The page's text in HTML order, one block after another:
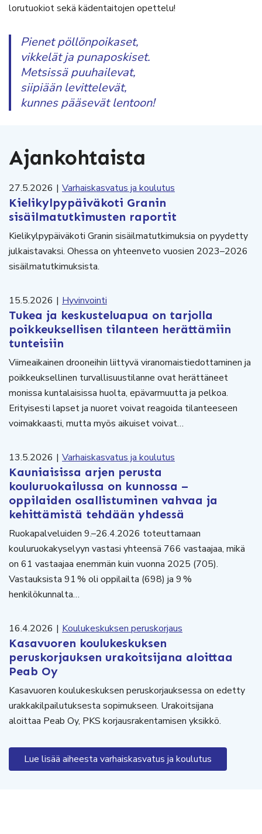
lorutuokiot sekä kädentaitojen opettelu!
Pienet pöllönpoikaset,
vikkelät ja punaposkiset.
Metsissä puuhailevat,
siipiään levittelevät,
kunnes pääsevät lentoon!
Ajankohtaista
27.5.2026 | Varhaiskasvatus ja koulutus
Kielikylpypäiväkoti Granin
sisäilmatutkimusten raportit
Kielikylpypäiväkoti Granin sisäilmatutkimuksia on pyydetty
julkaistavaksi. Ohessa on yhteenveto vuosien 2023–2026
sisäilmatutkimuksista.
15.5.2026 | Hyvinvointi
Tukea ja keskusteluapua on tarjolla
poikkeuksellisen tilanteen herättämiin
tunteisiin
Viimeaikainen drooneihin liittyvä viranomaistiedottaminen ja
poikkeuksellinen turvallisuustilanne ovat herättäneet
monissa kuntalaisissa huolta, epävarmuutta ja pelkoa.
Erityisesti lapset ja nuoret voivat reagoida tilanteeseen
voimakkaasti, mutta myös aikuiset voivat…
13.5.2026 | Varhaiskasvatus ja koulutus
Kauniaisissa arjen perusta
kouluruokailussa on kunnossa –
oppilaiden osallistuminen vahvaa ja
kehittämistä tehdään yhdessä
Ruokapalveluiden 9.–26.4.2026 toteuttamaan
kouluruokakyselyyn vastasi yhteensä 766 vastaajaa, mikä
on 61 vastaajaa enemmän kuin vuonna 2025 (705).
Vastauksista 91 % oli oppilailta (698) ja 9 %
henkilökunnalta…
16.4.2026 | Koulukeskuksen peruskorjaus
Kasavuoren koulukeskuksen
peruskorjauksen urakoitsijana aloittaa
Peab Oy
Kasavuoren koulukeskuksen peruskorjauksessa on edetty
urakkakilpailutuksesta sopimukseen. Urakoitsijana
aloittaa Peab Oy, PKS korjausrakentamisen yksikkö.
Lue lisää aiheesta varhaiskasvatus ja koulutus